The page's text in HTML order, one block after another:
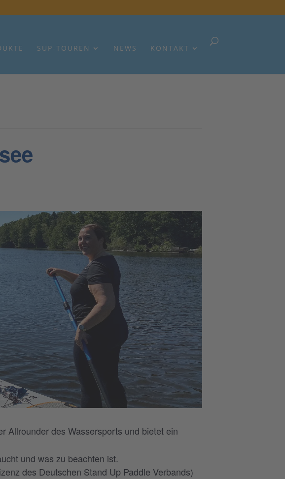
SUP-TOUREN NEWS KONTAKT
Allrounder des Wassersports und bietet ein
und was zu beachten ist.
des Deutschen Stand Up Paddle Verbands)